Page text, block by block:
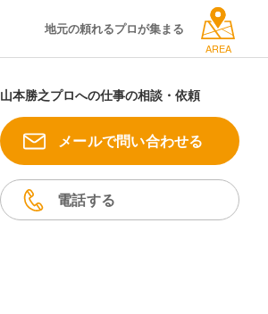
地元の頼れるプロが集まる
AREA
山本勝之プロへの仕事の相談・依頼
メールで問い合わせる
電話する